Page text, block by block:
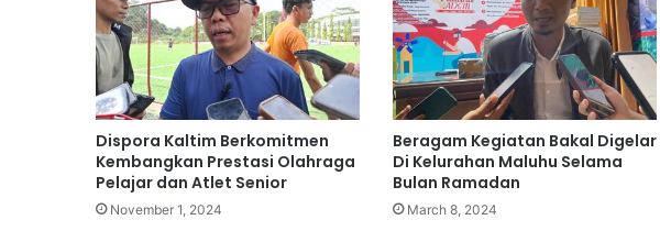
Dispora Kaltim Berkomitmen
Kembangkan Prestasi Olahraga
Pelajar dan Atlet Senior
November 1, 2024
Beragam Kegiatan Bakal Digelar
Di Kelurahan Maluhu Selama
Bulan Ramadan
March 8, 2024